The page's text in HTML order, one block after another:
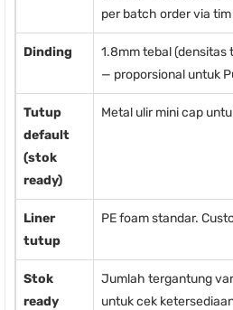
per batch order via
Dinding
1.8mm tebal (densitas
— proporsional untuk
Tutup
default
(stok
ready)
Metal ulir mini cap
Liner
tutup
PE foam standar.
Stok
ready
Jumlah tergantung
untuk cek